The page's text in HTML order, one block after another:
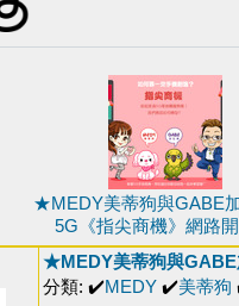
★MEDY美蒂狗與GABE
5G《指尖商機》網路
★MEDY美蒂狗與GABE
分類: ✔️MEDY ✔️美蒂狗